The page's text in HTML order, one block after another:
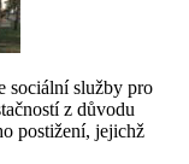
sociální služby pro
z důvodu
postižení, jejichž